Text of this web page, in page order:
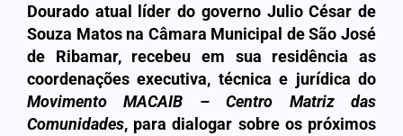
Dourado atual líder do governo Julio César de
Souza Matosna Câmara Municipal de São José
de Ribamar, recebeu em sua residência as
coordenações executiva, técnica e jurídica do
Movimento MACAIB – Centro Matriz das
Comunidades, para dialogar sobre os próximos